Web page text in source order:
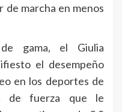
de marcha en menos
gama, el Giulia
el desempeño
en los deportes de
de fuerza que le